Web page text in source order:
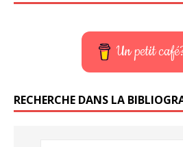
Un petit
RECHERCHE DANS LA